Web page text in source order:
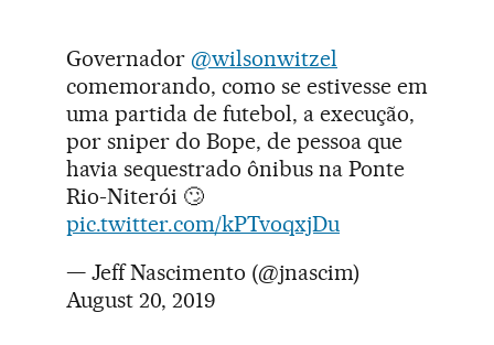
Governador @wilsonwitzel
comemorando, como se estivesse em
uma partida de futebol, a execução,
por sniper do Bope, de pessoa que
havia sequestrado ônibus na Ponte
Rio-Niterói 🙄
pic.twitter.com/kPTvoqxjDu
— Jeff Nascimento (@jnascim)
August 20, 2019